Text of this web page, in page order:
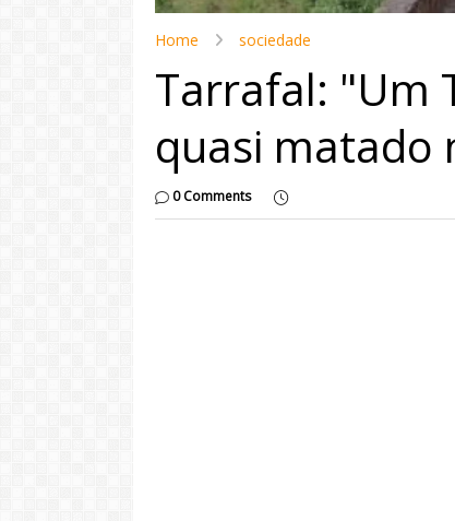
Home sociedade
Tarrafal: "Um
quasi matado
0 Comments